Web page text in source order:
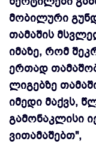
მობილური
თამაშის
იმაზე, რომ
ერთად
ლიგებზე
იმედი მაქვს,
გამონაკლისი
ვითამაშებთ",